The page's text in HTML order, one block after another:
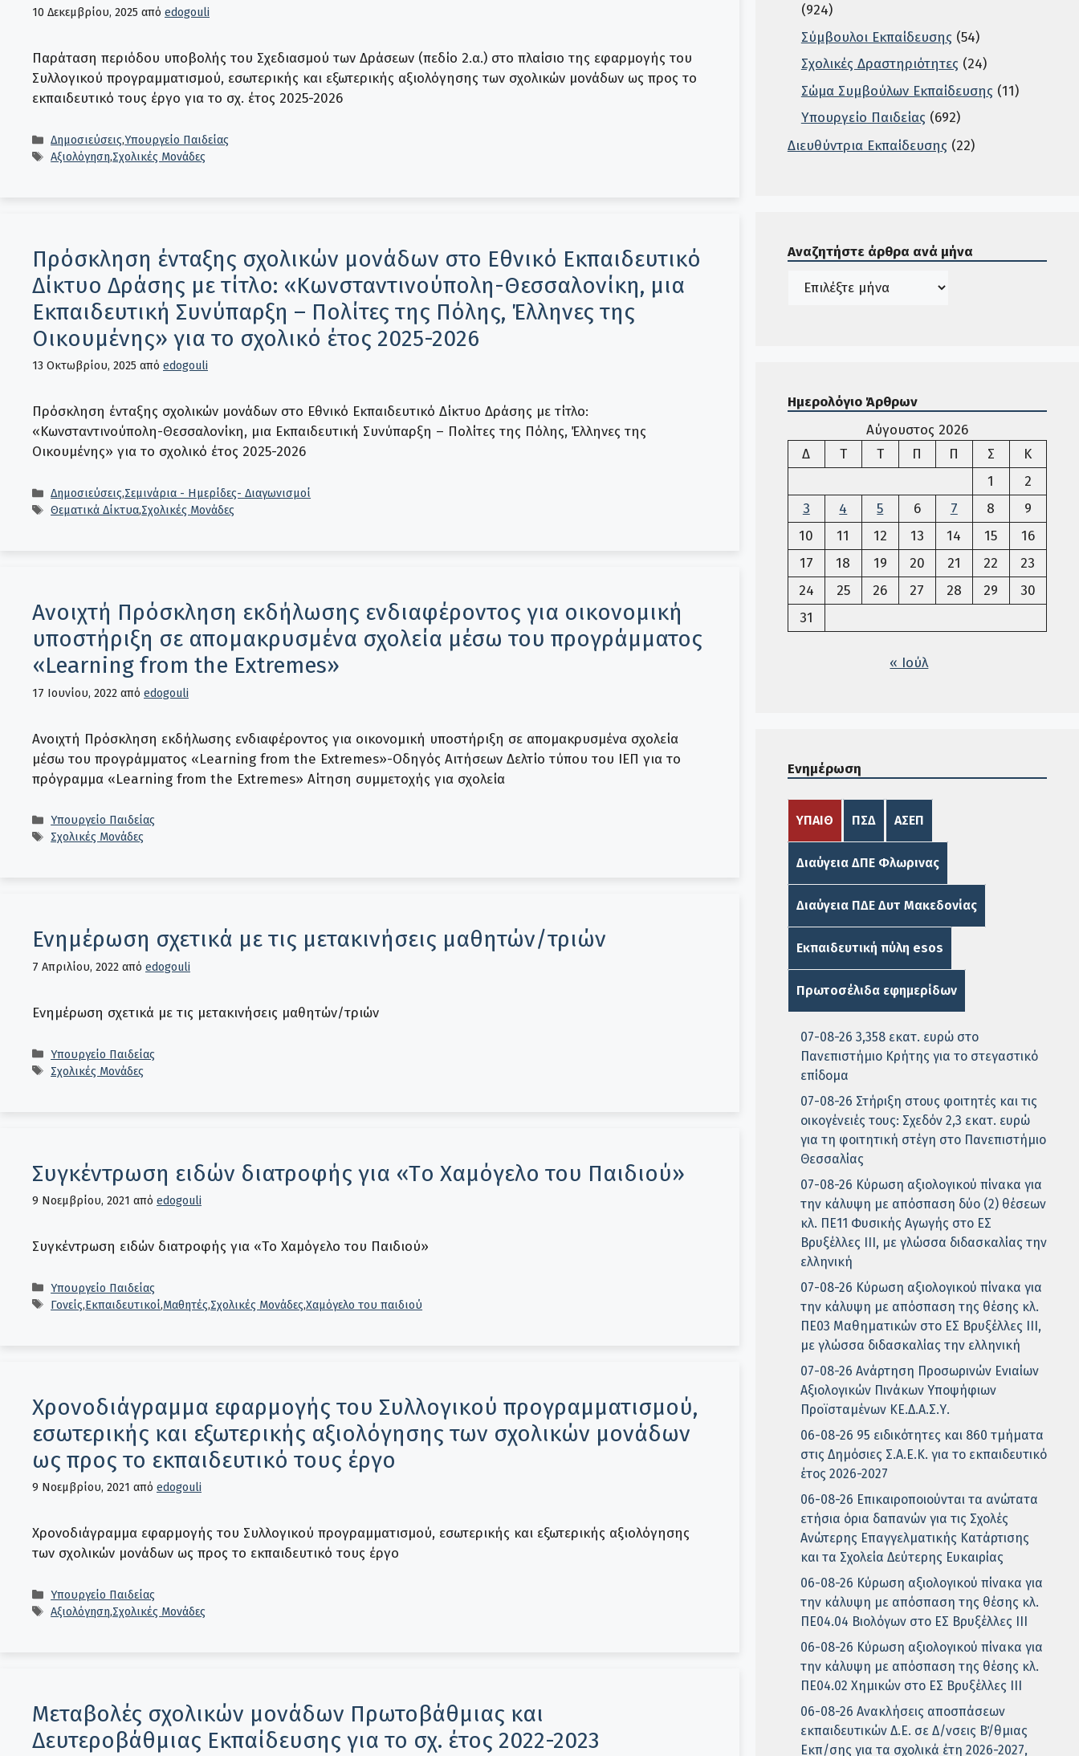
10 Δεκεμβρίου, 2025 από edogouli
Παράταση περιόδου υποβολής του Σχεδιασμού των Δράσεων (πεδίο 2.α.) στο πλαίσιο της εφαρμογής του
Συλλογικού προγραμματισμού, εσωτερικής και εξωτερικής αξιολόγησης των σχολικών μονάδων ως προς το
εκπαιδευτικό τους έργο για το σχ. έτος 2025-2026
Κατηγορίες
Δημοσιεύσεις,Υπουργείο Παιδείας
Ετικέτες
Αξιολόγηση,Σχολικές Μονάδες
Πρόσκληση ένταξης σχολικών μονάδων στο Εθνικό Εκπαιδευτικό
Δίκτυο Δράσης με τίτλο: «Κωνσταντινούπολη-Θεσσαλονίκη, μια
Εκπαιδευτική Συνύπαρξη – Πολίτες της Πόλης, Έλληνες της
Οικουμένης» για το σχολικό έτος 2025-2026
13 Οκτωβρίου, 2025 από edogouli
Πρόσκληση ένταξης σχολικών μονάδων στο Εθνικό Εκπαιδευτικό Δίκτυο Δράσης με τίτλο:
«Κωνσταντινούπολη-Θεσσαλονίκη, μια Εκπαιδευτική Συνύπαρξη – Πολίτες της Πόλης, Έλληνες της
Οικουμένης» για το σχολικό έτος 2025-2026
Κατηγορίες
Δημοσιεύσεις,Σεμινάρια - Ημερίδες- Διαγωνισμοί
Ετικέτες
Θεματικά Δίκτυα,Σχολικές Μονάδες
Ανοιχτή Πρόσκληση εκδήλωσης ενδιαφέροντος για οικονομική
υποστήριξη σε απομακρυσμένα σχολεία μέσω του προγράμματος
«Learning from the Extremes»
17 Ιουνίου, 2022 από edogouli
Ανοιχτή Πρόσκληση εκδήλωσης ενδιαφέροντος για οικονομική υποστήριξη σε απομακρυσμένα σχολεία
μέσω του προγράμματος «Learning from the Extremes»-Οδηγός Αιτήσεων Δελτίο τύπου του ΙΕΠ για το
πρόγραμμα «Learning from the Extremes» Αίτηση συμμετοχής για σχολεία
Κατηγορίες
Υπουργείο Παιδείας
Ετικέτες
Σχολικές Μονάδες
Ενημέρωση σχετικά με τις μετακινήσεις μαθητών/τριών
7 Απριλίου, 2022 από edogouli
Ενημέρωση σχετικά με τις μετακινήσεις μαθητών/τριών
Κατηγορίες
Υπουργείο Παιδείας
Ετικέτες
Σχολικές Μονάδες
Συγκέντρωση ειδών διατροφής για «Tο Χαμόγελο του Παιδιού»
9 Νοεμβρίου, 2021 από edogouli
Συγκέντρωση ειδών διατροφής για «Tο Χαμόγελο του Παιδιού»
Κατηγορίες
Υπουργείο Παιδείας
Ετικέτες
Γονείς,Εκπαιδευτικοί,Μαθητές,Σχολικές Μονάδες,Χαμόγελο του παιδιού
Χρονοδιάγραμμα εφαρμογής του Συλλογικού προγραμματισμού,
εσωτερικής και εξωτερικής αξιολόγησης των σχολικών μονάδων
ως προς το εκπαιδευτικό τους έργο
9 Νοεμβρίου, 2021 από edogouli
Χρονοδιάγραμμα εφαρμογής του Συλλογικού προγραμματισμού, εσωτερικής και εξωτερικής αξιολόγησης
των σχολικών μονάδων ως προς το εκπαιδευτικό τους έργο
Κατηγορίες
Υπουργείο Παιδείας
Ετικέτες
Αξιολόγηση,Σχολικές Μονάδες
Μεταβολές σχολικών μονάδων Πρωτοβάθμιας και
Δευτεροβάθμιας Εκπαίδευσης για το σχ. έτος 2022-2023
(924)
Σύμβουλοι Εκπαίδευσης (54)
Σχολικές Δραστηριότητες (24)
Σώμα Συμβούλων Εκπαίδευσης (11)
Υπουργείο Παιδείας (692)
Διευθύντρια Εκπαίδευσης (22)
Αναζητήστε άρθρα ανά μήνα
Ιστορικό
Ημερολόγιο Άρθρων
Αύγουστος 2026
ΔΔευτέρα
ΤΤρίτηΤΤετάρτη
Π Πέμπτη
Π Παρασκευή
ΣΣάββατο
Κ
1
2
3
4 5 6 7 8
9
10
11 12 13 14 15
16
17
18 19 20 21 22
23
24
25 26 27 28 29
30
31
« Ιούλ
Ενημέρωση
ΥΠΑΙΘ ΠΣΔ ΑΣΕΠ
Διαύγεια ΔΠΕ Φλωρινας
Διαύγεια ΠΔΕ Δυτ Μακεδονίας
Εκπαιδευτική πύλη esos
Πρωτοσέλιδα εφημερίδων
07-08-26 3,358 εκατ. ευρώ στο
Πανεπιστήμιο Κρήτης για το στεγαστικό
επίδομα
07-08-26 Στήριξη στους φοιτητές και τις
οικογένειές τους: Σχεδόν 2,3 εκατ. ευρώ
για τη φοιτητική στέγη στο Πανεπιστήμιο
Θεσσαλίας
07-08-26 Κύρωση αξιολογικού πίνακα για
την κάλυψη με απόσπαση δύο (2) θέσεων
κλ. ΠΕ11 Φυσικής Αγωγής στο ΕΣ
Βρυξέλλες ΙΙΙ, με γλώσσα διδασκαλίας την
ελληνική
07-08-26 Κύρωση αξιολογικού πίνακα για
την κάλυψη με απόσπαση της θέσης κλ.
ΠΕ03 Μαθηματικών στο ΕΣ Βρυξέλλες ΙΙΙ,
με γλώσσα διδασκαλίας την ελληνική
07-08-26 Ανάρτηση Προσωρινών Ενιαίων
Αξιολογικών Πινάκων Υποψήφιων
Προϊσταμένων ΚΕ.Δ.Α.Σ.Υ.
06-08-26 95 ειδικότητες και 860 τμήματα
στις Δημόσιες Σ.Α.Ε.Κ. για το εκπαιδευτικό
έτος 2026-2027
06-08-26 Επικαιροποιούνται τα ανώτατα
ετήσια όρια δαπανών για τις Σχολές
Ανώτερης Επαγγελματικής Κατάρτισης
και τα Σχολεία Δεύτερης Ευκαιρίας
06-08-26 Κύρωση αξιολογικού πίνακα για
την κάλυψη με απόσπαση της θέσης κλ.
ΠΕ04.04 Βιολόγων στο ΕΣ Βρυξέλλες ΙΙΙ
06-08-26 Κύρωση αξιολογικού πίνακα για
την κάλυψη με απόσπαση της θέσης κλ.
ΠΕ04.02 Χημικών στο ΕΣ Βρυξέλλες ΙΙΙ
06-08-26 Ανακλήσεις αποσπάσεων
εκπαιδευτικών Δ.Ε. σε Δ/νσεις Β΄/θμιας
Εκπ/σης για τα σχολικά έτη 2026-2027,